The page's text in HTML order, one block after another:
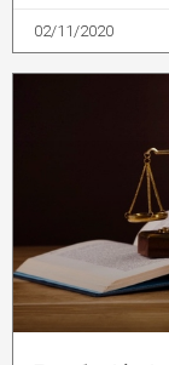
02/11/2020